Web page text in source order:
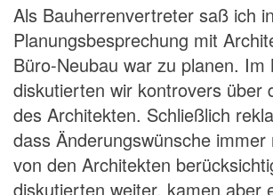
Als Bauherrenvertreter saß ich
Planungsbesprechung mit
Büro-Neubau war zu planen. Im
diskutierten wir kontrovers über
des Architekten. Schließlich
dass Änderungswünsche immer
von den Architekten
diskutierten weiter, kamen aber